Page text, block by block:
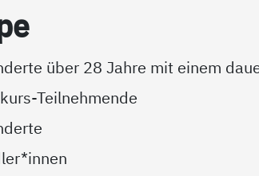
über 28 Jahre mit einem
Teilnehmende